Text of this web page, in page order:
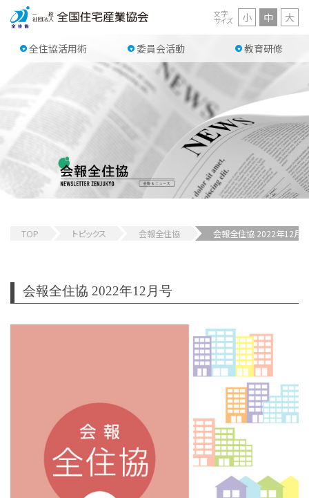
全住協活用術 委員会活動 教育研修
文字
サイズ 小 中 大
TOP トピックス 会報全住協 会報全住協 2022年12月
会報全住協 2022年12月号